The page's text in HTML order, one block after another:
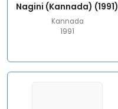
Nagini (Kannada) (1991)
Kannada
1991